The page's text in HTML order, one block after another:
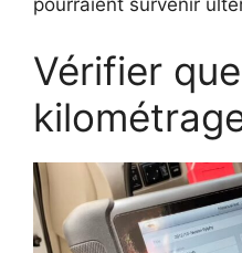
pourraient survenir
Vérifier